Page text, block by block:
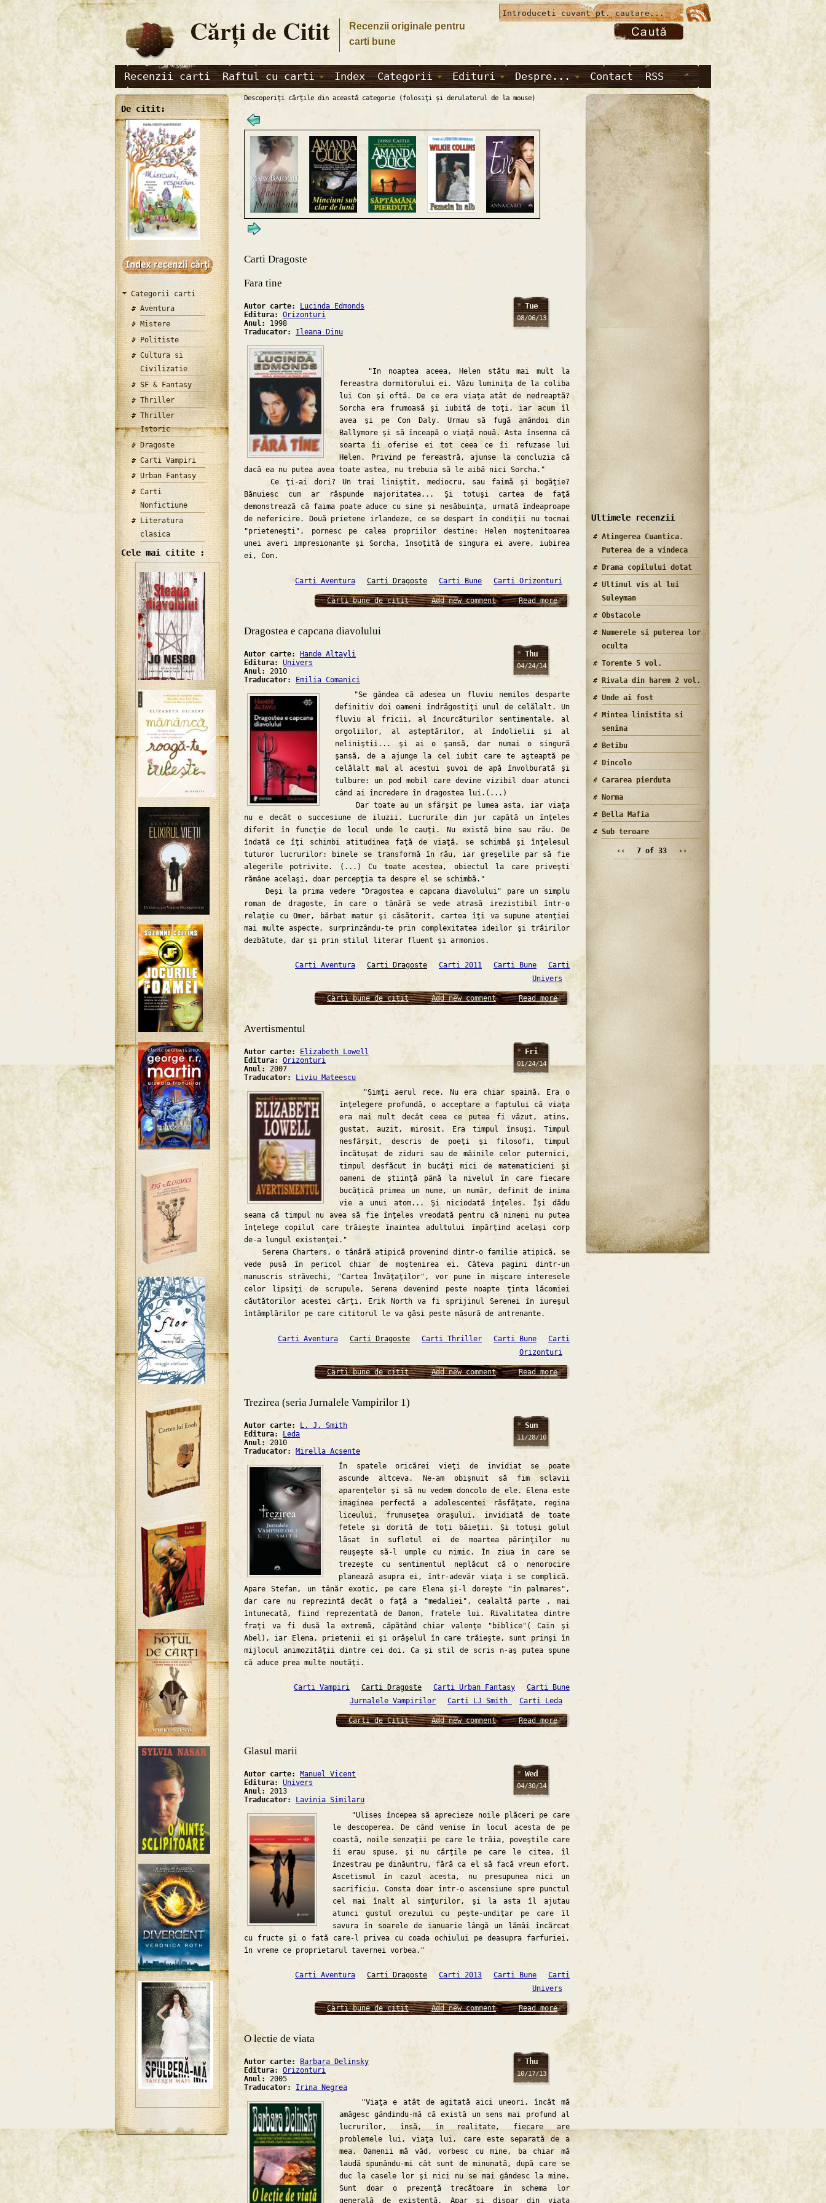
Cărţi de Citit
Recenzii originale pentru
carti bune
Recenzii carti Raftul cu carti Index Categorii Edituri Despre... Contact RSS
De citit:
Categorii carti
Aventura
Mistere
Politiste
Cultura si
Civilizatie
SF & Fantasy
Thriller
Thriller
Istoric
Dragoste
Carti Vampiri
Urban Fantasy
Carti
Nonfictiune
Literatura
clasica
Cele mai citite :
Descoperiţi cărţile din această categorie (folosiţi şi derulatorul de la mouse)
Carti Dragoste
Fara tine
Tue
08/06/13
Autor carte:
Lucinda Edmonds
Editura: Orizonturi
Anul: 1998
Traducator: Ileana Dinu
"In noaptea aceea, Helen stătu mai mult la
fereastra dormitorului ei. Văzu luminiţa de la coliba
lui Con şi oftă. De ce era viaţa atât de nedreaptă?
Sorcha era frumoasă şi iubită de toţi, iar acum îl
avea şi pe Con Daly. Urmau să fugă amândoi din
Ballymore şi să înceapă o viaţă nouă. Asta însemna că
soarta îi oferise ei tot ceea ce îi refuzase lui
Helen. Privind pe fereastră, ajunse la concluzia că
dacă ea nu putea avea toate astea, nu trebuia să le aibă nici Sorcha."
Ce ţi-ai dori? Un trai liniştit, mediocru, sau faimă şi bogăţie?
Bănuiesc cum ar răspunde majoritatea... Şi totuşi cartea de faţă
demonstrează că faima poate aduce cu sine şi nesăbuinţa, urmată îndeaproape
de nefericire. Două prietene irlandeze, ce se despart în condiţii nu tocmai
"prieteneşti", pornesc pe calea propriilor destine: Helen moştenitoarea
unei averi impresionante şi Sorcha, însoţită de singura ei avere, iubirea
ei, Con.
Carti Aventura Carti Dragoste Carti Bune Carti Orizonturi
Carti bune de citit Add new comment Read more
Dragostea e capcana diavolului
Thu
04/24/14
Autor carte: Hande Altayli
Editura: Univers
Anul: 2010
Traducator: Emilia Comanici
"Se gândea că adesea un fluviu nemilos desparte
definitiv doi oameni îndrăgostiţi unul de celălalt. Un
fluviu al fricii, al încurcăturilor sentimentale, al
orgoliilor, al aşteptărilor, al îndolielii şi al
neliniştii... şi ai o şansă, dar numai o singură
şansă, de a ajunge la cel iubit care te aşteaptă pe
celălalt mal al acestui şuvoi de apă învolburată şi
tulbure: un pod mobil care devine vizibil doar atunci
când ai încredere în dragostea lui.(...)
Dar toate au un sfârşit pe lumea asta, iar viaţa
nu e decât o succesiune de iluzii. Lucrurile din jur capătă un înţeles
diferit în funcţie de locul unde le cauţi. Nu există bine sau rău. De
îndată ce îţi schimbi atitudinea faţă de viaţă, se schimbă şi înţelesul
tuturor lucrurilor: binele se transformă în rău, iar greşelile par să fie
alegerile potrivite. (...) Cu toate acestea, obiectul la care priveşti
rămâne acelaşi, doar percepţia ta despre el se schimbă."
Deşi la prima vedere "Dragostea e capcana diavolului" pare un simplu
roman de dragoste, în care o tânără se vede atrasă irezistibil într-o
relaţie cu Omer, bărbat matur şi căsătorit, cartea îţi va supune atenţiei
mai multe aspecte, surprinzându-te prin complexitatea ideilor şi trăirilor
dezbătute, dar şi prin stilul literar fluent şi armonios.
Carti Aventura Carti Dragoste Carti 2011 Carti Bune
Carti
Univers
Carti bune de citit Add new comment Read more
Avertismentul
Fri
01/24/14
Autor carte:
Elizabeth Lowell
Editura: Orizonturi
Anul: 2007
Traducator:
Liviu Mateescu
"Simţi aerul rece. Nu era chiar spaimă. Era o
înţelegere profundă, o acceptare a faptului că viaţa
era mai mult decât ceea ce putea fi văzut, atins,
gustat, auzit, mirosit. Era timpul însuşi. Timpul
nesfârşit, descris de poeţi şi filosofi, timpul
încătuşat de ziduri sau de mâinile celor puternici,
timpul desfăcut în bucăţi mici de matematicieni şi
oameni de ştiinţă până la nivelul în care fiecare
bucăţică primea un nume, un număr, definit de inima
vie a unui atom... Şi niciodată înţeles. Îşi dădu
seama că timpul nu avea să fie înţeles vreodată pentru că nimeni nu putea
înţelege copilul care trăieşte înaintea adultului împărţind acelaşi corp
de-a lungul existenţei."
Serena Charters, o tânără atipică provenind dintr-o familie atipică, se
vede pusă în pericol chiar de moştenirea ei. Câteva pagini dintr-un
manuscris străvechi, "Cartea Învăţaţilor", vor pune în mişcare interesele
celor lipsiţi de scrupule, Serena devenind peste noapte ţinta lăcomiei
căutătorilor acestei cărţi. Erik North va fi sprijinul Serenei în iureşul
întâmplărilor pe care cititorul le va găsi peste măsură de antrenante.
Carti Aventura Carti Dragoste Carti Thriller Carti Bune
Carti
Orizonturi
Carti bune de citit Add new comment Read more
Trezirea (seria Jurnalele Vampirilor 1)
Sun
11/28/10
Autor carte: L. J. Smith
Editura: Leda
Anul: 2010
Traducator: Mirella Acsente
În spatele oricărei vieţi de invidiat se poate
ascunde altceva. Ne-am obişnuit să fim sclavii
aparenţelor şi să nu vedem doncolo de ele. Elena este
imaginea perfectă a adolescentei răsfăţate, regina
liceului, frumuseţea oraşului, invidiată de toate
fetele şi dorită de toţi băieţii. Şi totuşi golul
lăsat în sufletul ei de moartea părinţilor nu
reuşeşte să-l umple cu nimic. În ziua în care se
trezeşte cu sentimentul neplăcut că o nenorocire
planează asupra ei, într-adevăr viaţa i se complică.
Apare Stefan, un tânăr exotic, pe care Elena şi-l doreşte "în palmares",
dar care nu reprezintă decât o faţă a "medaliei", cealaltă parte , mai
întunecată, fiind reprezentată de Damon, fratele lui. Rivalitatea dintre
fraţi va fi dusă la extremă, căpătând chiar valenţe "biblice"( Cain şi
Abel), iar Elena, prietenii ei şi orăşelul în care trăieşte, sunt prinşi în
mijlocul animozităţii dintre cei doi. Ca şi stil de scris n-aş putea spune
că aduce prea multe noutăţi.
Carti Vampiri Carti Dragoste Carti Urban Fantasy
Carti Bune
Jurnalele Vampirilor
Carti LJ Smith Carti Leda
Carti de Citit Add new comment Read more
Glasul marii
Wed
04/30/14
Autor carte: Manuel Vicent
Editura: Univers
Anul: 2013
Traducator:
Lavinia Similaru
"Ulises începea să aprecieze noile plăceri pe care
le descoperea. De când venise în locul acesta de pe
coastă, noile senzaţii pe care le trăia, poveştile care
îi erau spuse, şi nu cărţile pe care le citea, îl
înzestrau pe dinăuntru, fără ca el să facă vreun efort.
Ascetismul în cazul acesta, nu presupunea nici un
sacrificiu. Consta doar într-o ascensiune spre punctul
cel mai înalt al simţurilor, şi la asta îl ajutau
atunci gustul orezului cu peşte-undiţar pe care îl
savura în soarele de ianuarie lângă un lămâi încărcat
cu fructe şi o fată care-l privea cu coada ochiului pe deasupra farfuriei,
în vreme ce proprietarul tavernei vorbea."
Carti Aventura Carti Dragoste Carti 2013 Carti Bune
Carti
Univers
Carti bune de citit Add new comment Read more
O lectie de viata
Thu
10/17/13
Autor carte: Barbara Delinsky
Editura: Orizonturi
Anul: 2005
Traducator: Irina Negrea
"Viaţa e atât de agitată aici uneori, încât mă
amăgesc gândindu-mă că există un sens mai profund al
lucrurilor, însă, în realitate, fiecare are
problemele lui, viaţa lui, care este separată de a
mea. Oamenii mă văd, vorbesc cu mine, ba chiar mă
laudă spunându-mi cât sunt de minunată, după care se
duc la casele lor şi nici nu se mai gândesc la mine.
Sunt doar o prezenţă trecătoare în schema lor
generală de existenţă. Apar şi dispar din viaţa
Ultimele recenzii
Atingerea Cuantica.
Puterea de a vindeca
Drama copilului dotat
Ultimul vis al lui
Suleyman
Obstacole
Numerele si puterea lor
oculta
Torente 5 vol.
Rivala din harem 2 vol.
Unde ai fost
Mintea linistita si
senina
Betibu
Dincolo
Cararea pierduta
Norma
Bella Mafia
Sub teroare
‹‹ 7 of 33 ››